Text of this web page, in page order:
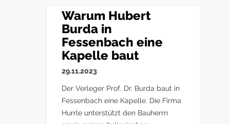
Warum Hubert
Burda in
Fessenbach eine
Kapelle baut
29.11.2023
Der Verleger Prof. Dr. Burda baut in
Fessenbach eine Kapelle. Die Firma
Hurrle unterstützt den Bauherrn